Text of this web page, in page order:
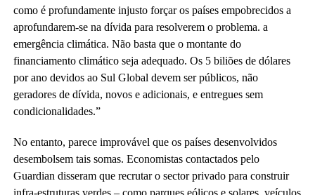
como é profundamente injusto forçar os países empobrecidos a
aprofundarem-se na dívida para resolverem o problema. a
emergência climática. Não basta que o montante do
financiamento climático seja adequado. Os 5 biliões de dólares
por ano devidos ao Sul Global devem ser públicos, não
geradores de dívida, novos e adicionais, e entregues sem
condicionalidades.”
No entanto, parece improvável que os países desenvolvidos
desembolsem tais somas. Economistas contactados pelo
Guardian disseram que recrutar o sector privado para construir
infra-estruturas verdes – como parques eólicos e solares, veículos